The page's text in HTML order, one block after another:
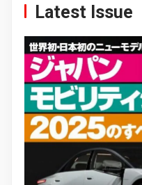
Latest Issue